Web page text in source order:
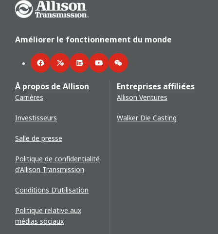
Go Home
Améliorer le fonctionnement du monde
FacebookTwitterLinkedInYouTubeWeChat
À propos de Allison
Carrières
Investisseurs
Salle de presse
Politique de confidentialité
d'Allison Transmission
Conditions D’utilisation
Politique relative aux
médias sociaux
Entreprises affiliées
Allison Ventures
Walker Die Casting